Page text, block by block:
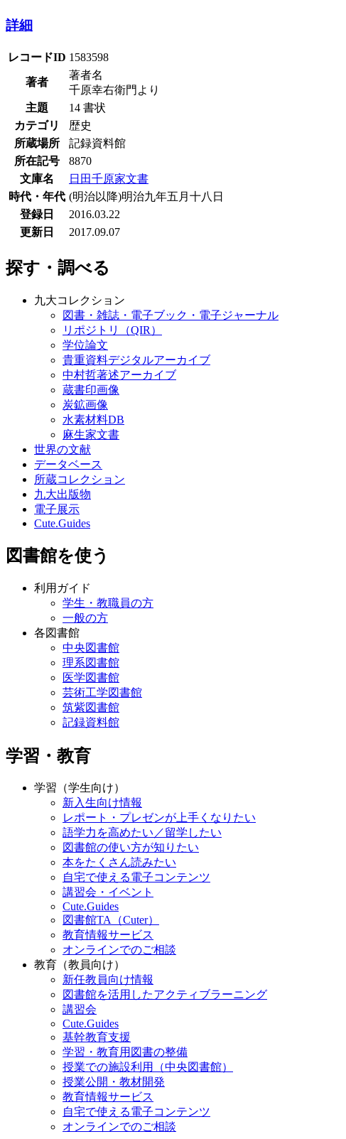
詳細
レコードID 1583598
著者
著者名
千原幸右衛門より
主題
14 書状
カテゴリ
歴史
所蔵場所
記録資料館
所在記号
8870
文庫名
日田千原家文書
時代・年代 (明治以降)明治九年五月十八日
登録日
2016.03.22
更新日
2017.09.07
探す・調べる
九大コレクション
図書・雑誌・電子ブック・電子ジャーナル
リポジトリ（QIR）
学位論文
貴重資料デジタルアーカイブ
中村哲著述アーカイブ
蔵書印画像
炭鉱画像
水素材料DB
麻生家文書
世界の文献
データベース
所蔵コレクション
九大出版物
電子展示
Cute.Guides
図書館を使う
利用ガイド
学生・教職員の方
一般の方
各図書館
中央図書館
理系図書館
医学図書館
芸術工学図書館
筑紫図書館
記録資料館
学習・教育
学習（学生向け）
新入生向け情報
レポート・プレゼンが上手くなりたい
語学力を高めたい／留学したい
図書館の使い方が知りたい
本をたくさん読みたい
自宅で使える電子コンテンツ
講習会・イベント
Cute.Guides
図書館TA（Cuter）
教育情報サービス
オンラインでのご相談
教育（教員向け）
新任教員向け情報
図書館を活用したアクティブラーニング
講習会
Cute.Guides
基幹教育支援
学習・教育用図書の整備
授業での施設利用（中央図書館）
授業公開・教材開発
教育情報サービス
自宅で使える電子コンテンツ
オンラインでのご相談